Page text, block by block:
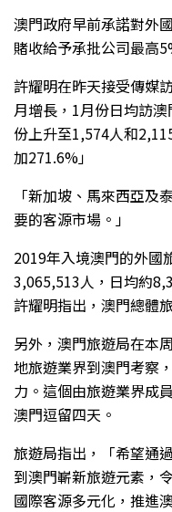
澳門政府早前承諾對外
賭收給予承批公司最高
許耀明在昨天接受傳媒
月增長，1月份日均訪
份上升至1,574人和
加271.6%」
「新加坡、馬來西亞及
要的客源市場。」
2019年入境澳門的外國
3,065,513人，日均約
許耀明指出，澳門總體
另外，澳門旅遊局在本
地旅遊業界到澳門考察
力。這個由旅遊業界成
澳門逗留四天。
旅遊局指出，「希望通
到澳門嶄新旅遊元素，
國際客源多元化，推進